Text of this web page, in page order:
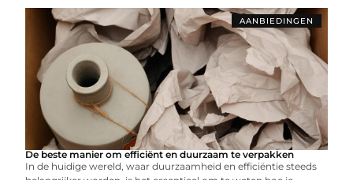
AANBIEDINGEN
De beste manier om efficiënt en duurzaam te verpakken
In de huidige wereld, waar duurzaamheid en efficiëntie steeds